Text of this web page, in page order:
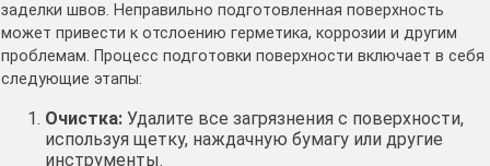
заделки швов․ Неправильно подготовленная поверхность
может привести к отслоению герметика, коррозии и другим
проблемам․ Процесс подготовки поверхности включает в себя
следующие этапы:
Очистка: Удалите все загрязнения с поверхности,
используя щетку, наждачную бумагу или другие
инструменты․